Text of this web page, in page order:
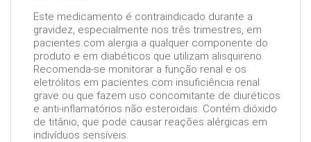
Este medicamento é contraindicado durante a
gravidez, especialmente nos três trimestres, em
pacientes com alergia a qualquer componente do
produto e em diabéticos que utilizam alisquireno.
Recomenda-se monitorar a função renal e os
eletrólitos em pacientes com insuficiência renal
grave ou que fazem uso concomitante de diuréticos
e anti-inflamatórios não esteroidais. Contém dióxido
de titânio, que pode causar reações alérgicas em
indivíduos sensíveis.